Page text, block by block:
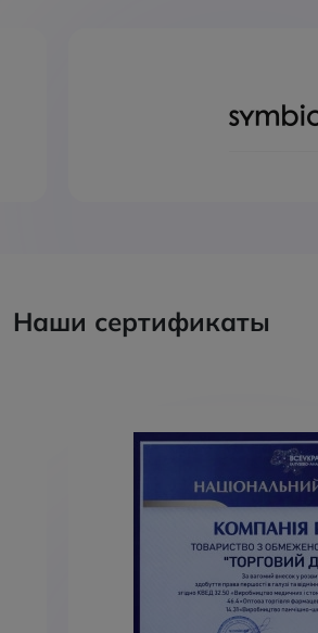
Наши сертификаты